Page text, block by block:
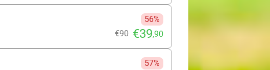
56%
€90 €39,90
57%